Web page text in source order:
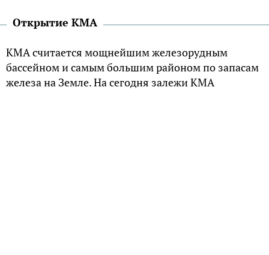
Открытие КМА
КМА считается мощнейшим железорудным
бассейном и самым большим районом по запасам
железа на Земле. На сегодня залежи КМА